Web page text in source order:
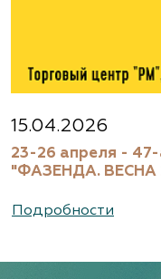
15.04.2026
23-26 апреля -
"ФАЗЕНДА. ВЕСНА
Подробности